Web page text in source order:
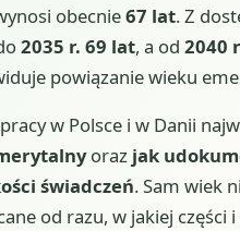
obecnie67 lat. Z
2035 r. 69 lat, a od 2040
powiązanie wieku
w Polsce i w Danii
oraz jak
świadczeń. Sam wiek
od razu, w jakiej